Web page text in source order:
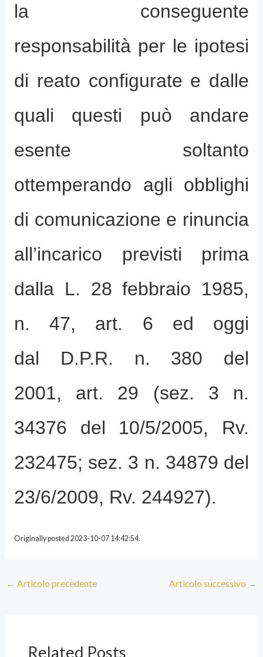
la conseguente
responsabilità per le ipotesi
di reato configurate e dalle
quali questi può andare
esente soltanto
ottemperando agli obblighi
di comunicazione e rinuncia
all’incarico previsti prima
dalla L. 28 febbraio 1985,
n. 47, art. 6 ed oggi
dal D.P.R. n. 380 del
2001, art. 29 (sez. 3 n.
34376 del 10/5/2005, Rv.
232475; sez. 3 n. 34879 del
23/6/2009, Rv. 244927).
Originally posted 2023-10-07 14:42:54.
← Articolo precedente Articolo successivo →
Related Posts